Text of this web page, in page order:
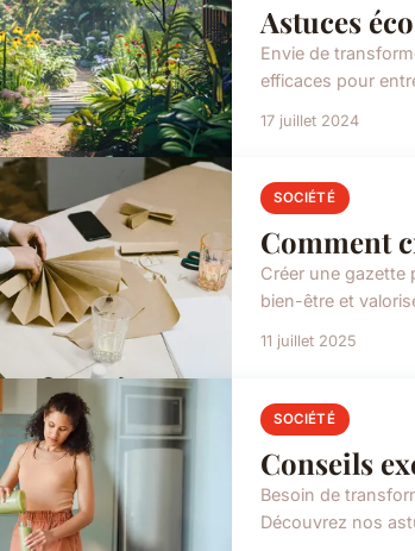
Astuces
Envie de
efficaces pour
17 juillet 2024
SOCIÉTÉ
Comment
Créer une gazette
bien-être et
11 juillet 2025
SOCIÉTÉ
Conseils
Besoin de
Découvrez nos